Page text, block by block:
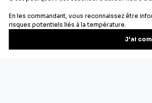
Newsletter
Recevez les recettes, astuces et offres spéciales.